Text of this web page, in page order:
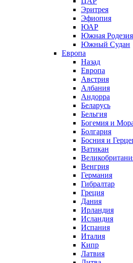
Эритрея
Эфиопия
ЮАР
Южная Родезия
Южный Судан
Европа
Назад
Европа
Австрия
Албания
Андорра
Беларусь
Бельгия
Богемия и
Болгария
Босния и
Ватикан
Венгрия
Германия
Гибралтар
Греция
Дания
Ирландия
Исландия
Испания
Италия
Кипр
Латвия